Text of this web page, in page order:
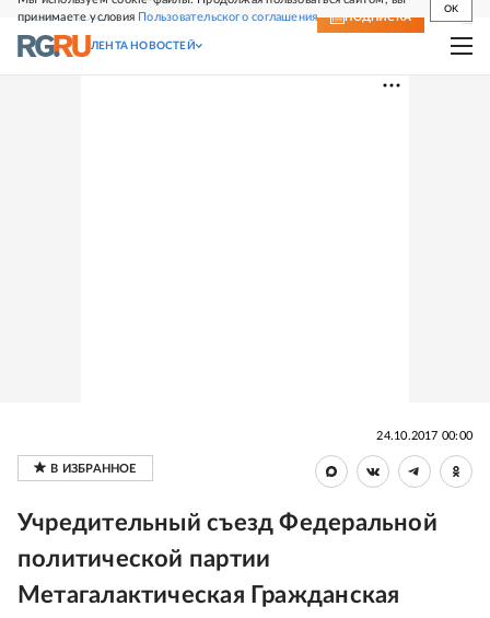
принимаете условия Пользовательского соглашения
OK
СВЕЖИЙ НОМЕР ПОДПИСКА
ЛЕНТА НОВОСТЕЙ
24.10.2017 00:00
Учредительный съезд Федеральной
политической партии
Метагалактическая Гражданская